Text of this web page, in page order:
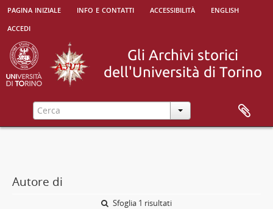
pagina iniziale info e contatti accessibilità
english
accedi
Autore di
Sfoglia 1 risultati